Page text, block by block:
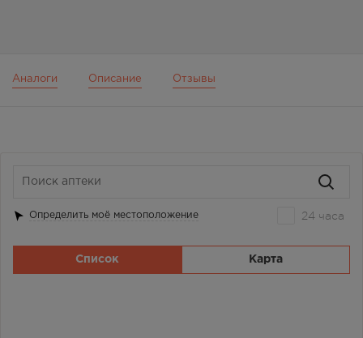
Аналоги Описание Отзывы
Определить моё местоположение 24 часа
Список Карта